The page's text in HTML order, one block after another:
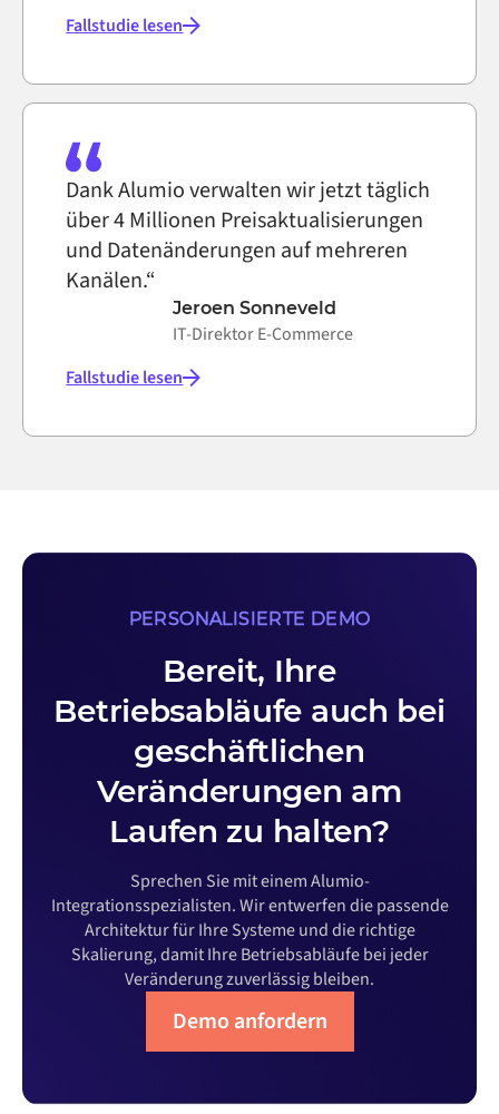
Fallstudie lesen
Dank Alumio verwalten wir jetzt täglich
über 4 Millionen Preisaktualisierungen
und Datenänderungen auf mehreren
Kanälen.“
Jeroen Sonneveld
IT-Direktor E-Commerce
Fallstudie lesen
PERSONALISIERTE DEMO
Bereit, Ihre
Betriebsabläufe auch bei
geschäftlichen
Veränderungen am
Laufen zu halten?
Sprechen Sie mit einem Alumio-
Integrationsspezialisten. Wir entwerfen die passende
Architektur für Ihre Systeme und die richtige
Skalierung, damit Ihre Betriebsabläufe bei jeder
Veränderung zuverlässig bleiben.
Demo anfordern